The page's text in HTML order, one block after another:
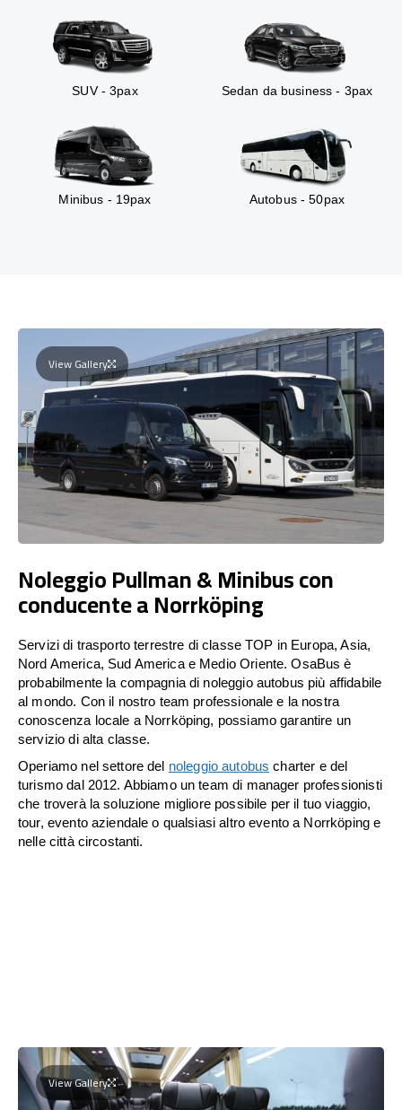
SUV - 3pax Sedan da business - 3pax
Minibus - 19pax Autobus - 50pax
View Gallery
Noleggio Pullman & Minibus con
conducente a Norrköping
Servizi di trasporto terrestre di classe TOP in Europa, Asia,
Nord America, Sud America e Medio Oriente. OsaBus è
probabilmente la compagnia di noleggio autobus più affidabile
al mondo. Con il nostro team professionale e la nostra
conoscenza locale a Norrköping, possiamo garantire un
servizio di alta classe.
Operiamo nel settore del noleggio autobus charter e del
turismo dal 2012. Abbiamo un team di manager professionisti
che troverà la soluzione migliore possibile per il tuo viaggio,
tour, evento aziendale o qualsiasi altro evento a Norrköping e
nelle città circostanti.
View Gallery